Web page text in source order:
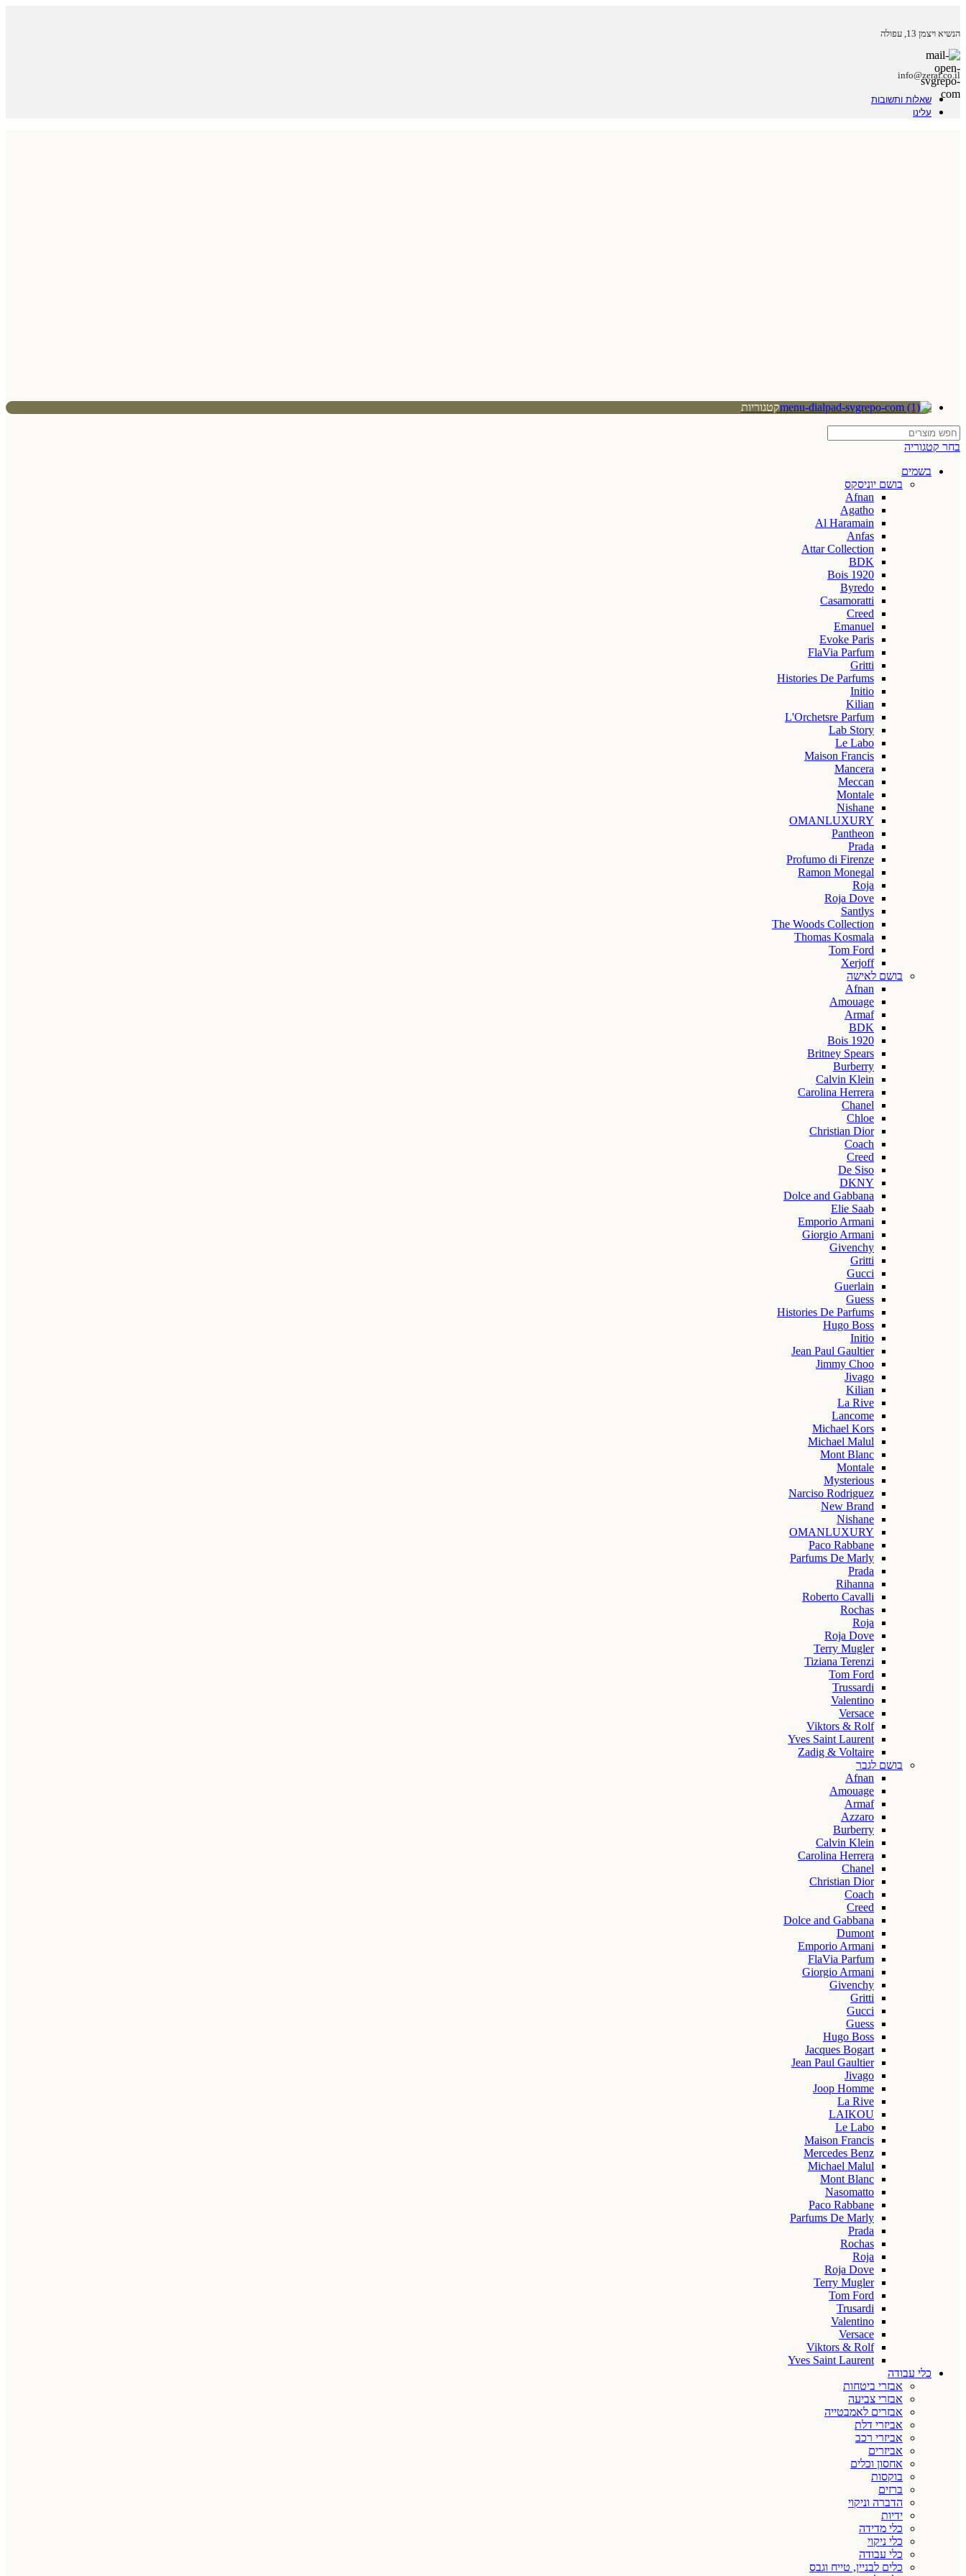
הנשיא ויצמן 13, עפולה
info@zeraf.co.il
שאלות ותשובות
עלינו
קטגוריות
בחר קטגוריה
בשמים
בושם יוניסקס
Afnan
Agatho
Al Haramain
Anfas
Attar Collection
BDK
Bois 1920
Byredo
Casamoratti
Creed
Emanuel
Evoke Paris
FlaVia Parfum
Gritti
Histories De Parfums
Initio
Kilian
L'Orchetsre Parfum
Lab Story
Le Labo
Maison Francis
Mancera
Meccan
Montale
Nishane
OMANLUXURY
Pantheon
Prada
Profumo di Firenze
Ramon Monegal
Roja
Roja Dove
Santlys
The Woods Collection
Thomas Kosmala
Tom Ford
Xerjoff
בושם לאישה
Afnan
Amouage
Armaf
BDK
Bois 1920
Britney Spears
Burberry
Calvin Klein
Carolina Herrera
Chanel
Chloe
Christian Dior
Coach
Creed
De Siso
DKNY
Dolce and Gabbana
Elie Saab
Emporio Armani
Giorgio Armani
Givenchy
Gritti
Gucci
Guerlain
Guess
Histories De Parfums
Hugo Boss
Initio
Jean Paul Gaultier
Jimmy Choo
Jivago
Kilian
La Rive
Lancome
Michael Kors
Michael Malul
Mont Blanc
Montale
Mysterious
Narciso Rodriguez
New Brand
Nishane
OMANLUXURY
Paco Rabbane
Parfums De Marly
Prada
Rihanna
Roberto Cavalli
Rochas
Roja
Roja Dove
Terry Mugler
Tiziana Terenzi
Tom Ford
Trussardi
Valentino
Versace
Viktors & Rolf
Yves Saint Laurent
Zadig & Voltaire
בושם לגבר
Afnan
Amouage
Armaf
Azzaro
Burberry
Calvin Klein
Carolina Herrera
Chanel
Christian Dior
Coach
Creed
Dolce and Gabbana
Dumont
Emporio Armani
FlaVia Parfum
Giorgio Armani
Givenchy
Gritti
Gucci
Guess
Hugo Boss
Jacques Bogart
Jean Paul Gaultier
Jivago
Joop Homme
La Rive
LAIKOU
Le Labo
Maison Francis
Mercedes Benz
Michael Malul
Mont Blanc
Nasomatto
Paco Rabbane
Parfums De Marly
Prada
Rochas
Roja
Roja Dove
Terry Mugler
Tom Ford
Trusardi
Valentino
Versace
Viktors & Rolf
Yves Saint Laurent
כלי עבודה
אבזרי ביטחות
אבזרי צביעה
אבזרים לאמבטייה
אביזרי דלת
אביזרי רכב
אביזרים
אחסון וכלים
בוקסות
ברזים
הדברה וניקוי
ידיות
כלי מדידה
כלי ניקוי
כלי עבודה
כלים לבניין, טייח וגבס